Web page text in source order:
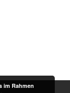
im Rahmen